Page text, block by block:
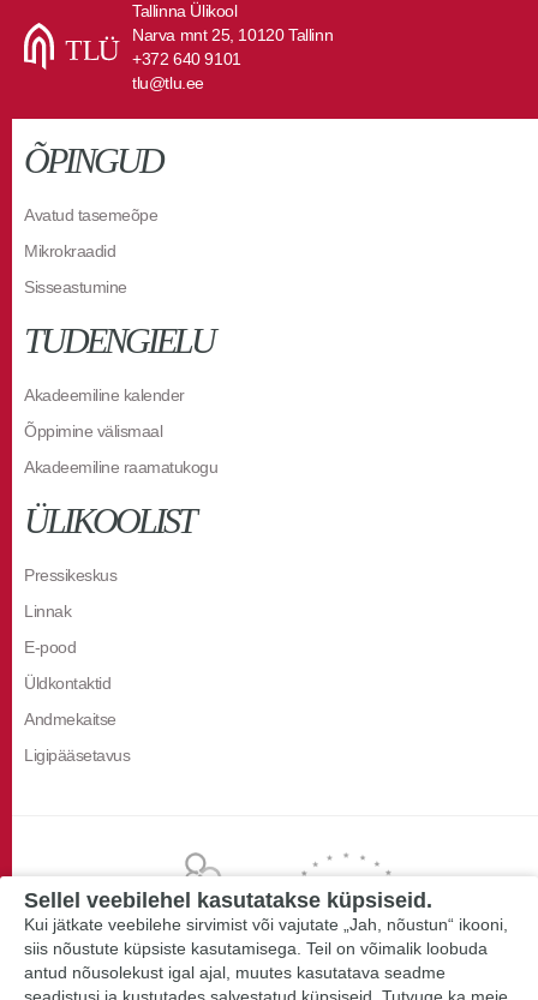
Tallinna Ülikool
Narva mnt 25, 10120 Tallinn
+372 640 9101
tlu@tlu.ee
ÕPINGUD
Avatud tasemeõpe
Mikrokraadid
Sisseastumine
TUDENGIELU
Akadeemiline kalender
Õppimine välismaal
Akadeemiline raamatukogu
ÜLIKOOLIST
Pressikeskus
Linnak
E-pood
Üldkontaktid
Andmekaitse
Ligipääsetavus
Sellel veebilehel kasutatakse küpsiseid.
Kui jätkate veebilehe sirvimist või vajutate „Jah, nõustun“ ikooni,
siis nõustute küpsiste kasutamisega. Teil on võimalik loobuda
antud nõusolekust igal ajal, muutes kasutatava seadme